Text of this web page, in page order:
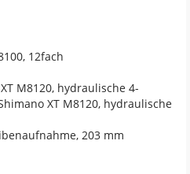
12fach
M8120, hydraulische 4-
XT M8120, hydraulische
203 mm